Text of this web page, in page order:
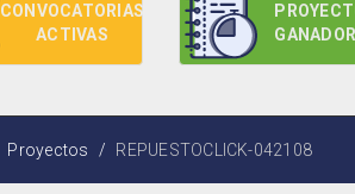
CONVOCATORIAS
ACTIVAS
Proyectos REPUESTOCLICK-042108